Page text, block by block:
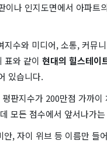
나 인지도면에서 아파트
수와 미디어, 소통, 커뮤
표와 같이 현대의 힐스테이
있습니다.
판지수가 200만점 가까이
모든 점수에서 앞서나가
, 자이 위브 등 이름만 들